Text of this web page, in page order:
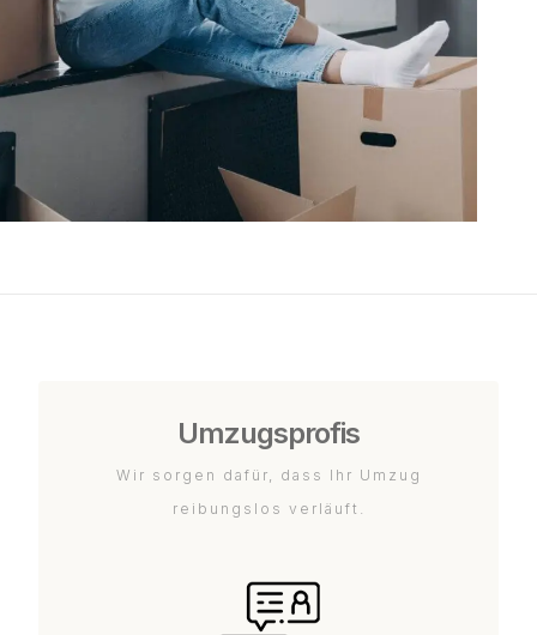
Umzugsprofis
Wir sorgen dafür, dass Ihr Umzug
reibungslos verläuft.